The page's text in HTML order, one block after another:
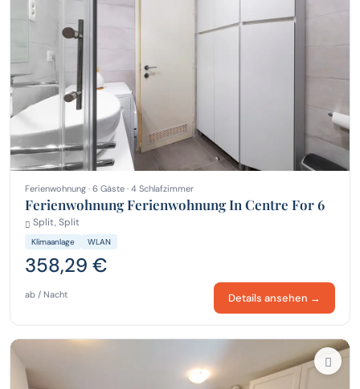
Ferienwohnung · 6 Gäste · 4 Schlafzimmer
Ferienwohnung Ferienwohnung In Centre For 6
Split, Split
Klimaanlage WLAN
358,29 €
ab / Nacht Details ansehen →